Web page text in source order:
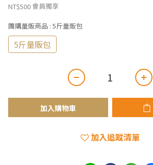
NT$500會員獨享
團購量販商品 : 5斤量販包
5斤量販包
加入購物車
加入追蹤清單